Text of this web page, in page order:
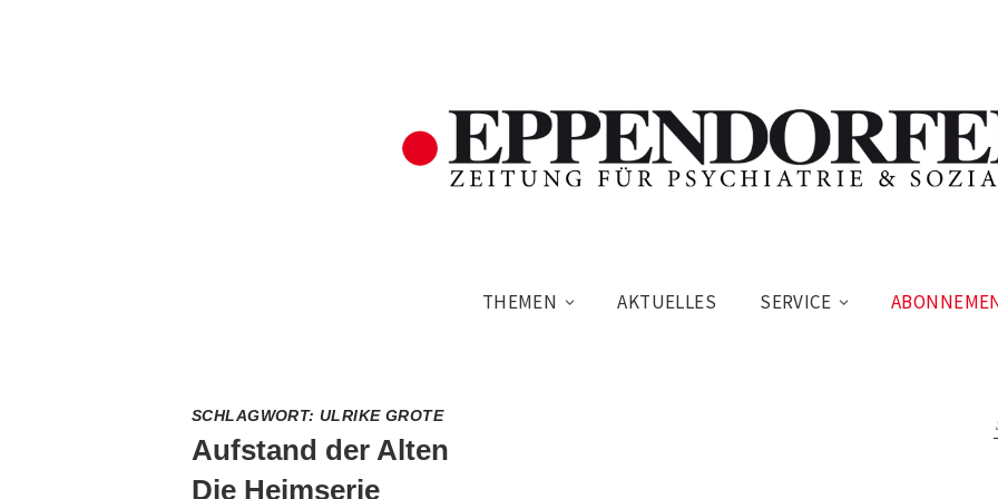
THEMEN AKTUELLES SERVICE
SCHLAGWORT:ULRIKE GROTE
Aufstand der Alten
Die Heimserie